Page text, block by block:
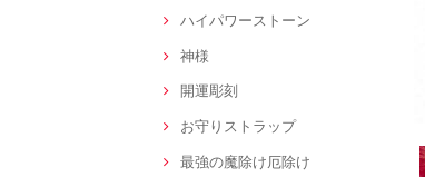
ハイパワーストーン
神様
開運彫刻
お守りストラップ
最強の魔除け厄除け